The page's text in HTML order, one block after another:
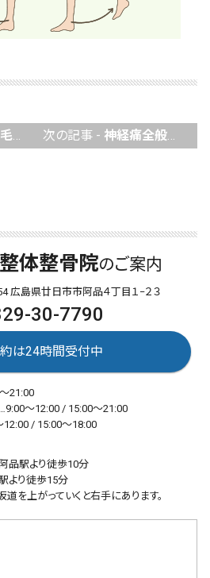
省認定） 次の記事 - 神経痛全般の養生
体整骨院のご案内
広島県廿日市市阿品４丁目１−２３
30-7790
は24時間受付中
21:00
～12:00 / 15:00～21:00
12:00 / 15:00～18:00
品駅より徒歩10分
より徒歩15分
道を上がっていくと右手にあります。